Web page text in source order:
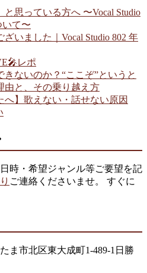
思っている方へ 〜Vocal Studio
いて〜
いました｜Vocal Studio 802 年
レポ
ないのか？“ここぞ”というと
由と、その乗り越え方
へ】歌えない・話せない原因
時・希望ジャンル等ご要望を記
ご連絡くださいませ。 すぐに
ま市北区東大成町1-489-1日勝